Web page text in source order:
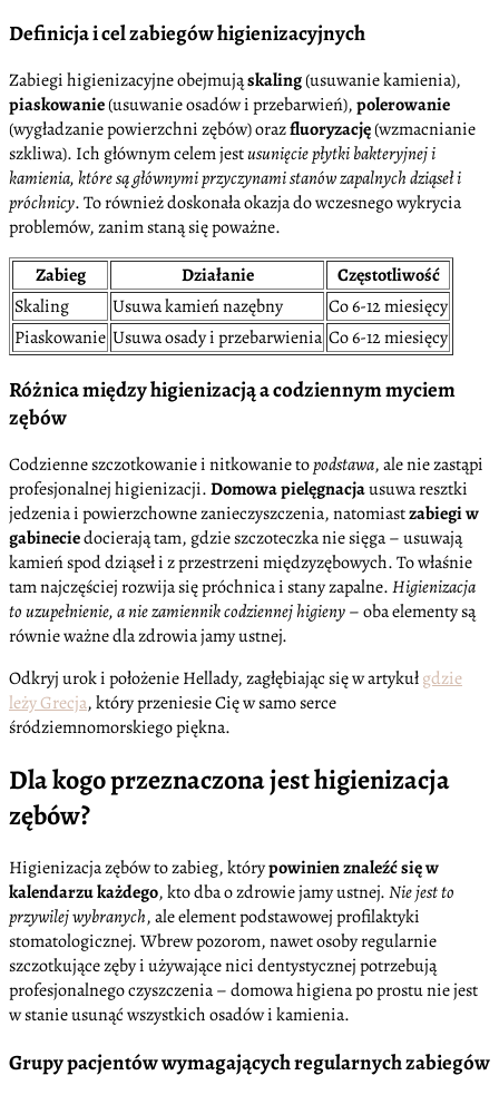
Definicja i cel zabiegów higienizacyjnych
Zabiegi higienizacyjne obejmująskaling(usuwanie kamienia),
piaskowanie(usuwanie osadów i przebarwień),polerowanie
(wygładzanie powierzchni zębów) orazfluoryzację(wzmacnianie
szkliwa). Ich głównym celem jestusunięcie płytki bakteryjnej i
kamienia, które są głównymi przyczynami stanów zapalnych dziąseł i
próchnicy. To również doskonała okazja do wczesnego wykrycia
problemów, zanim staną się poważne.
Zabieg
Działanie
Częstotliwość
Skaling
Usuwa kamień nazębny
Co 6-12 miesięcy
Piaskowanie Usuwa osady i przebarwienia Co 6-12 miesięcy
Różnica między higienizacją a codziennym myciem
zębów
Codzienne szczotkowanie i nitkowanie topodstawa, ale nie zastąpi
profesjonalnej higienizacji.Domowa pielęgnacjausuwa resztki
jedzenia i powierzchowne zanieczyszczenia, natomiastzabiegi w
gabineciedocierają tam, gdzie szczoteczka nie sięga – usuwają
kamień spod dziąseł i z przestrzeni międzyzębowych. To właśnie
tam najczęściej rozwija się próchnica i stany zapalne.Higienizacja
to uzupełnienie, a nie zamiennik codziennej higieny– oba elementy są
równie ważne dla zdrowia jamy ustnej.
Odkryj urok i położenie Hellady, zagłębiając się w artykułgdzie
leży Grecja, który przeniesie Cię w samo serce
śródziemnomorskiego piękna.
Dla kogo przeznaczona jest higienizacja
zębów?
Higienizacja zębów to zabieg, którypowinien znaleźć się w
kalendarzu każdego, kto dba o zdrowie jamy ustnej.Nie jest to
przywilej wybranych, ale element podstawowej profilaktyki
stomatologicznej. Wbrew pozorom, nawet osoby regularnie
szczotkujące zęby i używające nici dentystycznej potrzebują
profesjonalnego czyszczenia – domowa higiena po prostu nie jest
w stanie usunąć wszystkich osadów i kamienia.
Grupy pacjentów wymagających regularnych zabiegów